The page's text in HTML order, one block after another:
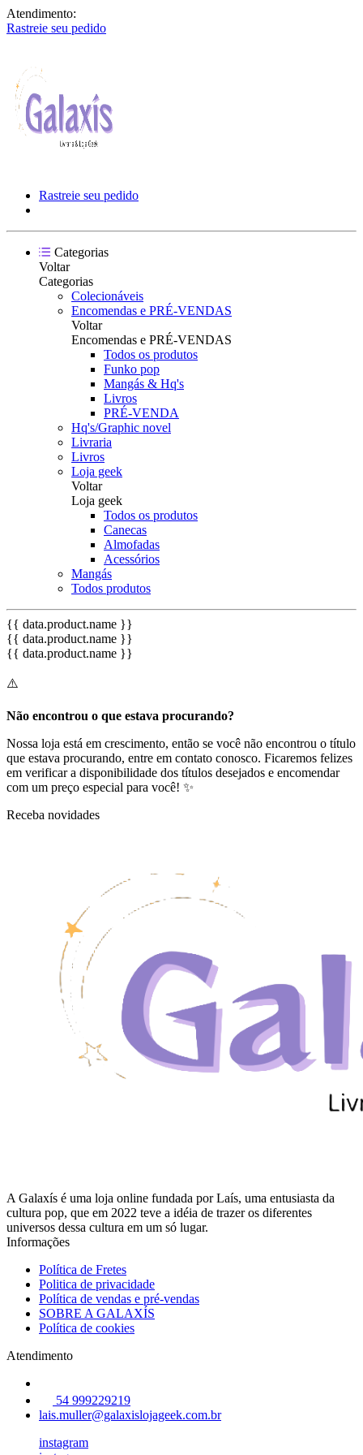
Atendimento:
Rastreie seu pedido
Rastreie seu pedido
Categorias
Voltar
Categorias
Colecionáveis
Encomendas e PRÉ-VENDAS
Voltar
Encomendas e PRÉ-VENDAS
Todos os produtos
Funko pop
Mangás & Hq's
Livros
PRÉ-VENDA
Hq's/Graphic novel
Livraria
Livros
Loja geek
Voltar
Loja geek
Todos os produtos
Canecas
Almofadas
Acessórios
Mangás
Todos produtos
{{ data.product.name }}
{{ data.product.name }}
{{ data.product.name }}
⚠️
Não encontrou o que estava procurando?
Nossa loja está em crescimento, então se você não encontrou o título
que estava procurando, entre em contato conosco. Ficaremos felizes
em verificar a disponibilidade dos títulos desejados e encomendar
com um preço especial para você! ✨
Receba novidades
A Galaxís é uma loja online fundada por Laís, uma entusiasta da
cultura pop, que em 2022 teve a idéia de trazer os diferentes
universos dessa cultura em um só lugar.
Informações
Política de Fretes
Politica de privacidade
Política de vendas e pré-vendas
SOBRE A GALAXÍS
Política de cookies
Atendimento
54 999229219
lais.muller@galaxislojageek.com.br
instagram